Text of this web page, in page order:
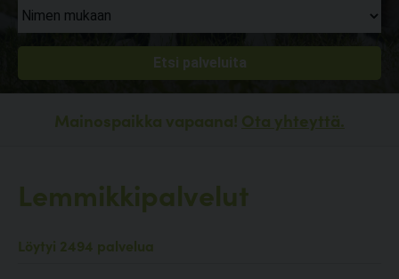
Mainospaikka vapaana! Ota yhteyttä.
Lemmikkipalvelut
Löytyi 2494 palvelua